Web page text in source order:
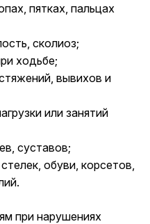
пятках, пальцах
сколиоз;
ходьбе;
вывихов и
или занятий
суставов;
обуви, корсетов,
при нарушениях